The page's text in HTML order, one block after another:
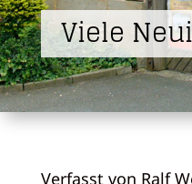
Viele
Verfasst von Ralf